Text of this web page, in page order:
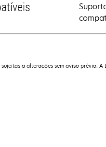
a alterações sem aviso prévio.